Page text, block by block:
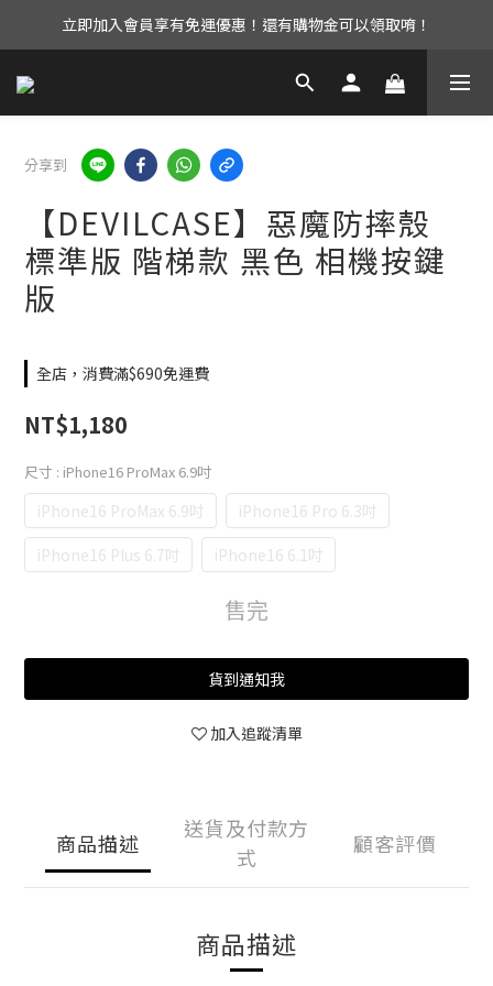
UAG iPhone17 全系列 88折優惠中！
立即加入會員享有免運優惠！還有購物金可以領取唷！
UAG iPhone17 全系列 88折優惠中！
分享到
【DEVILCASE】惡魔防摔殼
標準版 階梯款 黑色 相機按鍵
版
全店，消費滿$690免運費
NT$1,180
尺寸 : iPhone16 ProMax 6.9吋
iPhone16 ProMax 6.9吋
iPhone16 Pro 6.3吋
iPhone16 Plus 6.7吋
iPhone16 6.1吋
售完
貨到通知我
加入追蹤清單
商品描述
送貨及付款方
式
顧客評價
商品描述